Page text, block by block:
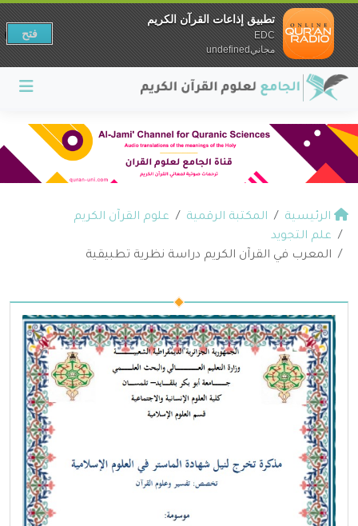
الرئيسية المكتبة الرقمية
علوم القرآن الكريم
علم التجويد
المعرب في القرآن الكريم دراسة نظرية تطبيقية
تطبيق إذاعات القرآن الكريم
EDC
مجانيundefined
فتح